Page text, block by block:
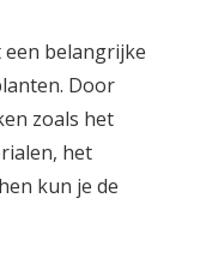
een belangrijke
Door
zoals het
het
kun je de